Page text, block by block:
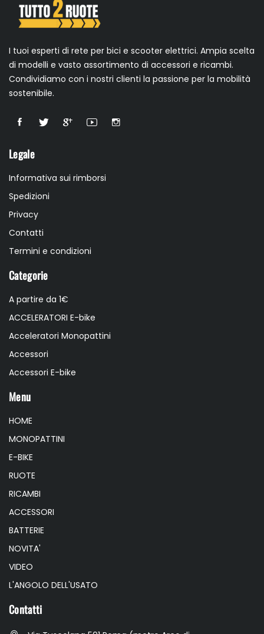
I tuoi esperti di rete per bici e scooter elettrici. Ampia scelta
di modelli e vasto assortimento di accessori e ricambi.
Condividiamo con i nostri clienti la passione per la mobilità
sostenibile.
Legale
Informativa sui rimborsi
Spedizioni
Privacy
Contatti
Termini e condizioni
Categorie
A partire da 1€
ACCELERATORI E-bike
Acceleratori Monopattini
Accessori
Accessori E-bike
Menu
HOME
MONOPATTINI
E-BIKE
RUOTE
RICAMBI
ACCESSORI
BATTERIE
NOVITA'
VIDEO
L'ANGOLO DELL'USATO
Contatti